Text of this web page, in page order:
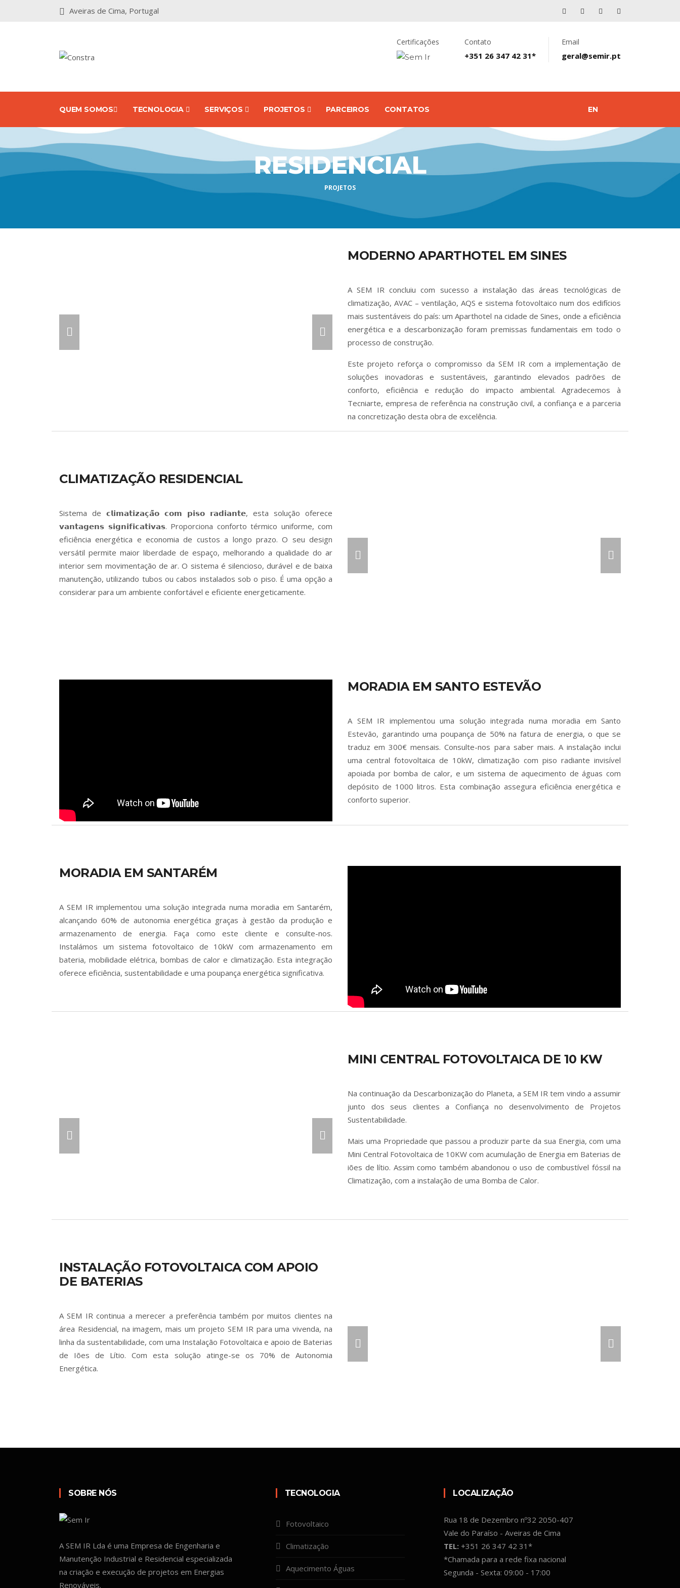
Aveiras de Cima, Portugal
Certificações Contato
+351 26 347 42 31*
Email
geral@semir.pt
QUEM SOMOS TECNOLOGIA SERVIÇOS PROJETOS PARCEIROS CONTATOS EN
RESIDENCIAL
PROJETOS
MODERNO APARTHOTEL EM SINES
A SEM IR concluiu com sucesso a instalação das áreas tecnológicas de
climatização, AVAC – ventilação, AQS e sistema fotovoltaico num dos edifícios
mais sustentáveis do país: um Aparthotel na cidade de Sines, onde a eficiência
energética e a descarbonização foram premissas fundamentais em todo o
processo de construção.
Este projeto reforça o compromisso da SEM IR com a implementação de
soluções inovadoras e sustentáveis, garantindo elevados padrões de
conforto, eficiência e redução do impacto ambiental. Agradecemos à
Tecniarte, empresa de referência na construção civil, a confiança e a parceria
na concretização desta obra de excelência.
CLIMATIZAÇÃO RESIDENCIAL
Sistema de 𝗰𝗹𝗶𝗺𝗮𝘁𝗶𝘇𝗮𝗰̧𝗮̃𝗼 𝗰𝗼𝗺 𝗽𝗶𝘀𝗼 𝗿𝗮𝗱𝗶𝗮𝗻𝘁𝗲, esta solução oferece
𝘃𝗮𝗻𝘁𝗮𝗴𝗲𝗻𝘀 𝘀𝗶𝗴𝗻𝗶𝗳𝗶𝗰𝗮𝘁𝗶𝘃𝗮𝘀. Proporciona conforto térmico uniforme, com
eficiência energética e economia de custos a longo prazo. O seu design
versátil permite maior liberdade de espaço, melhorando a qualidade do ar
interior sem movimentação de ar. O sistema é silencioso, durável e de baixa
manutenção, utilizando tubos ou cabos instalados sob o piso. É uma opção a
considerar para um ambiente confortável e eficiente energeticamente.
MORADIA EM SANTO ESTEVÃO
A SEM IR implementou uma solução integrada numa moradia em Santo
Estevão, garantindo uma poupança de 50% na fatura de energia, o que se
traduz em 300€ mensais. Consulte-nos para saber mais. A instalação inclui
uma central fotovoltaica de 10kW, climatização com piso radiante invisível
apoiada por bomba de calor, e um sistema de aquecimento de águas com
depósito de 1000 litros. Esta combinação assegura eficiência energética e
conforto superior.
MORADIA EM SANTARÉM
A SEM IR implementou uma solução integrada numa moradia em Santarém,
alcançando 60% de autonomia energética graças à gestão da produção e
armazenamento de energia. Faça como este cliente e consulte-nos.
Instalámos um sistema fotovoltaico de 10kW com armazenamento em
bateria, mobilidade elétrica, bombas de calor e climatização. Esta integração
oferece eficiência, sustentabilidade e uma poupança energética significativa.
MINI CENTRAL FOTOVOLTAICA DE 10 KW
Na continuação da Descarbonização do Planeta, a SEM IR tem vindo a assumir
junto dos seus clientes a Confiança no desenvolvimento de Projetos
Sustentabilidade.
Mais uma Propriedade que passou a produzir parte da sua Energia, com uma
Mini Central Fotovoltaica de 10KW com acumulação de Energia em Baterias de
iões de lítio. Assim como também abandonou o uso de combustível fóssil na
Climatização, com a instalação de uma Bomba de Calor.
INSTALAÇÃO FOTOVOLTAICA COM APOIO
DE BATERIAS
A SEM IR continua a merecer a preferência também por muitos clientes na
área Residencial, na imagem, mais um projeto SEM IR para uma vivenda, na
linha da sustentabilidade, com uma Instalação Fotovoltaica e apoio de Baterias
de Iões de Lítio. Com esta solução atinge-se os 70% de Autonomia
Energética.
SOBRE NÓS
A SEM IR Lda é uma Empresa de Engenharia e
Manutenção Industrial e Residencial especializada
na criação e execução de projetos em Energias
Renováveis.
TECNOLOGIA
Fotovoltaico
Climatização
Aquecimento Águas
LOCALIZAÇÃO
Rua 18 de Dezembro nº32 2050-407
Vale do Paraíso - Aveiras de Cima
TEL: +351 26 347 42 31*
*Chamada para a rede fixa nacional
Segunda - Sexta: 09:00 - 17:00